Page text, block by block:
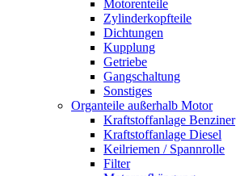
Motorenteile
Zylinderkopfteile
Dichtungen
Kupplung
Getriebe
Gangschaltung
Sonstiges
Organteile außerhalb Motor
Kraftstoffanlage Benziner
Kraftstoffanlage Diesel
Keilriemen / Spannrolle
Filter